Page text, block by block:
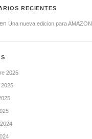
RECIENTES
en Una nueva edicion para AMAZON.
2025